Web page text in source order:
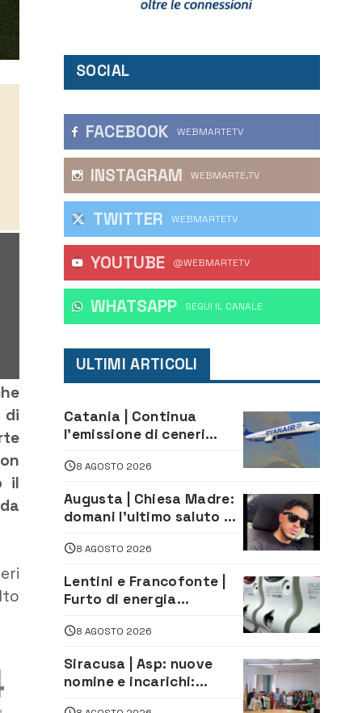
di
il
SOCIAL
FACEBOOK WEBMARTETV
INSTAGRAM WEBMARTE.TV
TWITTER WEBMARTETV
YOUTUBE @WEBMARTETV
WHATSAPP ‎SEGUI IL CANALE
ULTIMI ARTICOLI
Catania | Continua
l’emissione di ceneri
attività all’aeroporto di
Fontanarossa
8 AGOSTO 2026
Augusta | Chiesa Madre:
domani l’ultimo saluto ad
morto in un incidente
8 AGOSTO 2026
Lentini e Francofonte |
Furto di energia
persone
8 AGOSTO 2026
Siracusa | Asp: nuove
nomine e incarichi: